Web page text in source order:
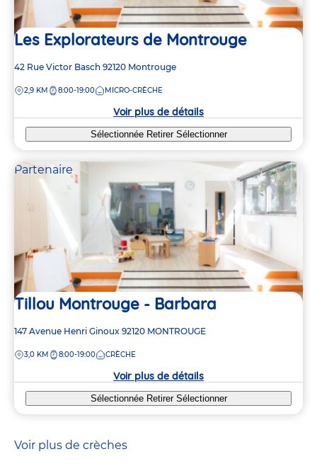
Les Explorateurs de Montrouge
Adresse
la
42 Rue Victor Basch 92120 Montrouge
DISTANCE
2,9 KM 8:00-19:00 MICRO-CRÈCHE
Voir plus de détails
Sélectionnée Retirer Sélectionner
Partenaire
Tillou Montrouge - Barbara
Adresse
la
147 Avenue Henri Ginoux 92120 MONTROUGE
DISTANCE
3,0 KM 8:00-19:00 CRÈCHE
Voir plus de détails
Sélectionnée Retirer Sélectionner
Voir plus de crèches